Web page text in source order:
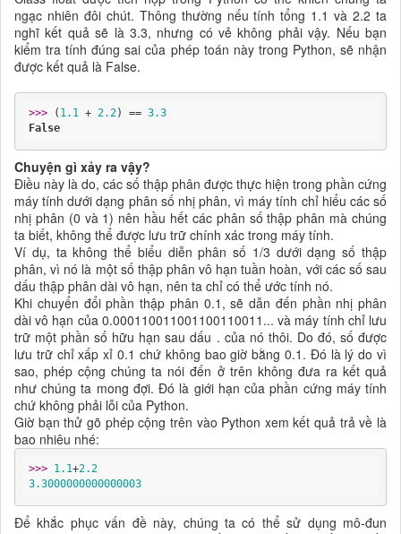
ngạc nhiên đôi chút. Thông thường nếu tính tổng 1.1 và 2.2 ta
nghĩ kết quả sẽ là 3.3, nhưng có vẻ không phải vậy. Nếu bạn
kiểm tra tính đúng sai của phép toán này trong Python, sẽ nhận
được kết quả là False.
>>> ( 1.1 + 2.2) == 3.3
False
Chuyện gì xảy ra vậy?
Điều này là do, các số thập phân được thực hiện trong phần cứng
máy tính dưới dạng phân số nhị phân, vì máy tính chỉ hiểu các số
nhị phân (0 và 1) nên hầu hết các phân số thập phân mà chúng
ta biết, không thể được lưu trữ chính xác trong máy tính.
Ví dụ, ta không thể biểu diễn phân số 1/3 dưới dạng số thập
phân, vì nó là một số thập phân vô hạn tuần hoàn, với các số sau
dấu thập phân dài vô hạn, nên ta chỉ có thể ước tính nó.
Khi chuyển đổi phần thập phân 0.1, sẽ dẫn đến phần nhị phân
dài vô hạn của 0.000110011001100110011... và máy tính chỉ lưu
trữ một phần số hữu hạn sau dấu . của nó thôi. Do đó, số được
lưu trữ chỉ xấp xỉ 0.1 chứ không bao giờ bằng 0.1. Đó là lý do vì
sao, phép cộng chúng ta nói đến ở trên không đưa ra kết quả
như chúng ta mong đợi. Đó là giới hạn của phần cứng máy tính
chứ không phải lỗi của Python.
Giờ bạn thử gõ phép cộng trên vào Python xem kết quả trả về là
bao nhiêu nhé:
>>> 1.1+2.2
3.3000000000000003
Để khắc phục vấn đề này, chúng ta có thể sử dụng mô-đun